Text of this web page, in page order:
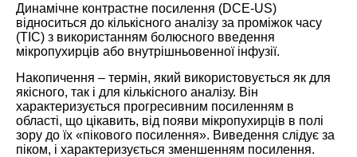
Динамічне контрастне посилення (DCE-US)
відноситься до кількісного аналізу за проміжок часу
(TIC) з використанням болюсного введення
мікропухирців або внутрішньовенної інфузії.
Накопичення – термін, який використовується як для
якісного, так і для кількісного аналізу. Він
характеризується прогресивним посиленням в
області, що цікавить, від появи мікропухирців в полі
зору до їх «пікового посилення». Виведення слідує за
піком, і характеризується зменшенням посилення.